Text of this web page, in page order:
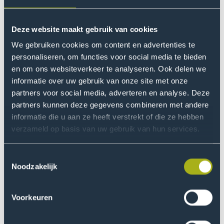
Deze website maakt gebruik van cookies
We gebruiken cookies om content en advertenties te
personaliseren, om functies voor social media te bieden
en om ons websiteverkeer te analyseren. Ook delen we
informatie over uw gebruik van onze site met onze
partners voor social media, adverteren en analyse. Deze
partners kunnen deze gegevens combineren met andere
informatie die u aan ze heeft verstrekt of die ze hebben
verzameld op basis van uw gebruik van hun services.
Noodzakelijk
Voorkeuren
Leefstijl in een Stimulerende Omgeving van De Haagse
Hogeschool. Alice bedenkt creatieve technieken om
ideeën op te halen bij de belanghebbende en kijkt
ernaar uit om inzichtelijk te maken wat er nodig is om
de BiBoZ-methode bruikbaar te maken voor de
praktijk.
“De fysiotherapeuten en de cliënten hebben echt een
stem in het toepasbaar maken van de BiBoZ-methode
in hun dagelijkse praktijkvoering. Wij bedenken het niet
Lector Petra Siemonsma (lectoraat Eigen Regie bij
Fysiotherapie en Beweegzorg, Hogeschool Leiden) is